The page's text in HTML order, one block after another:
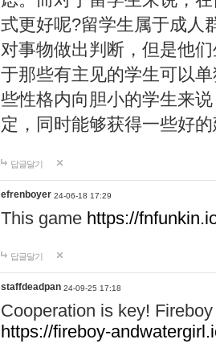
式更好呢?留学生属于成人
对事物做出判断，但是他
于那些有主见的学生可以
些性格内向胆小的学生来
定，同时能够获得一些好
답글달기
efrenboyer 24-06-18 17:29
This game https://
답글달기
staffdeadpan 24-09-25 17:18
Cooperation is key!
https://fireboy-